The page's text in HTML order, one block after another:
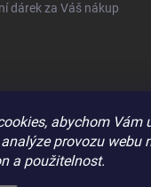
abychom
provozu webu
a použitelnost.
dárek za Váš nákup